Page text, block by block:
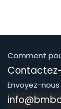
Comment
Envoyez-